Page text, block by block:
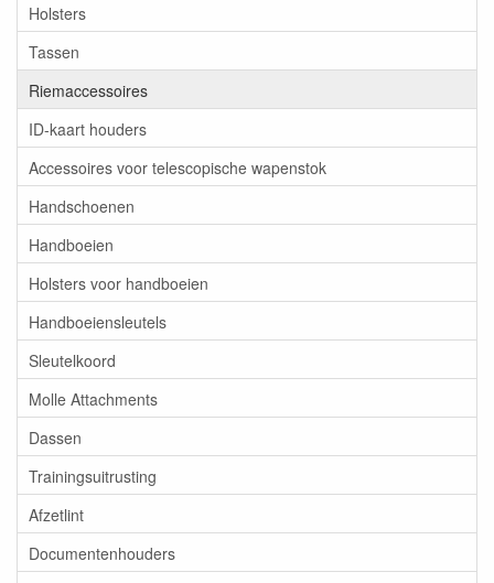
Holsters
Tassen
Riemaccessoires
ID-kaart houders
Accessoires voor telescopische wapenstok
Handschoenen
Handboeien
Holsters voor handboeien
Handboeiensleutels
Sleutelkoord
Molle Attachments
Dassen
Trainingsuitrusting
Afzetlint
Documentenhouders